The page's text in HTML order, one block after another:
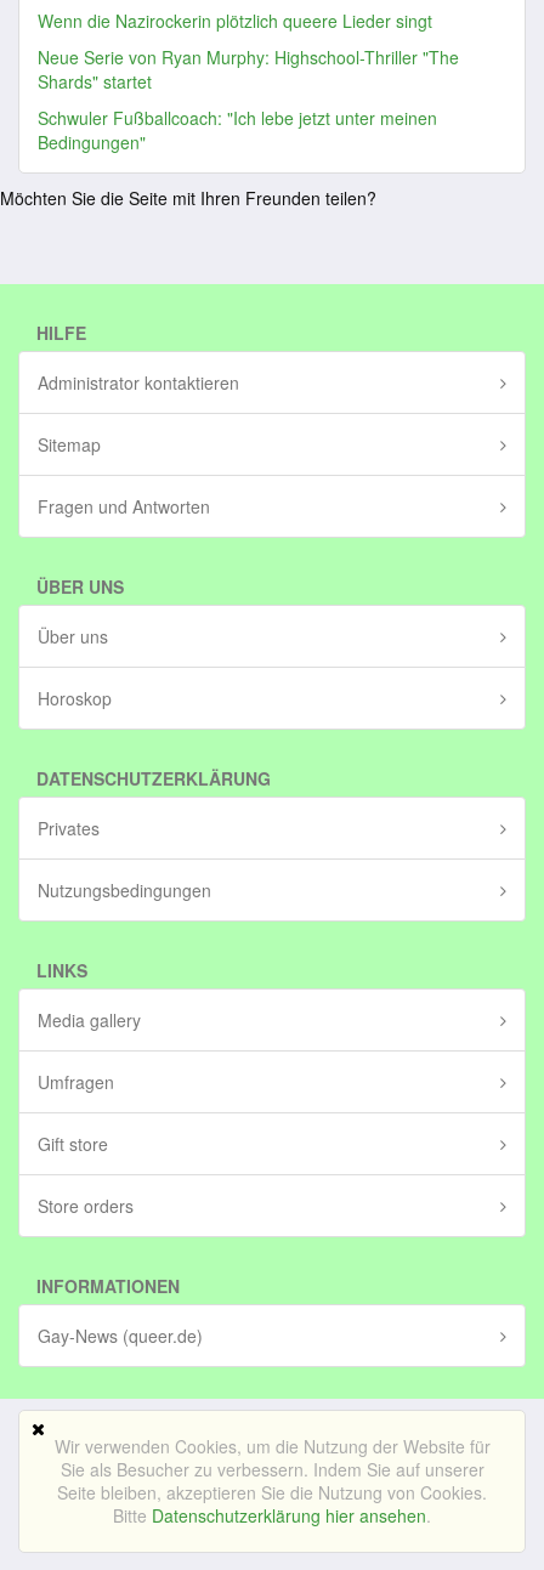
Wenn die Nazirockerin plötzlich queere Lieder singt
Neue Serie von Ryan Murphy: Highschool-Thriller "The
Shards" startet
Schwuler Fußballcoach: "Ich lebe jetzt unter meinen
Bedingungen"
Möchten Sie die Seite mit Ihren Freunden teilen?
Wir verwenden Cookies, um die Nutzung der Website für
Sie als Besucher zu verbessern. Indem Sie auf unserer
Seite bleiben, akzeptieren Sie die Nutzung von Cookies.
Bitte Datenschutzerklärung hier ansehen.
HILFE
Administrator kontaktieren
Sitemap
Fragen und Antworten
ÜBER UNS
Über uns
Horoskop
DATENSCHUTZERKLÄRUNG
Privates
Nutzungsbedingungen
LINKS
Media gallery
Umfragen
Gift store
Store orders
INFORMATIONEN
Gay-News (queer.de)
Mobile Version
© Bedrijf voor lekker internetten BV (in stichting)|Impressum